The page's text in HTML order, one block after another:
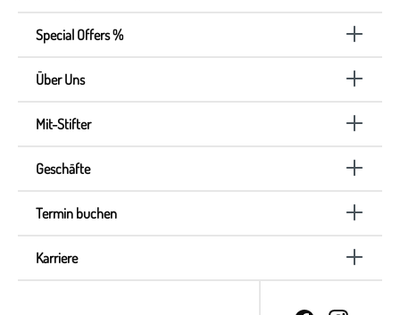
Special Offers %
Über Uns
Mit-Stifter
Geschäfte
Termin buchen
Karriere